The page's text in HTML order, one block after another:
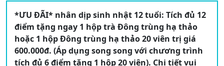
*ƯU ĐÃI* nhân dịp sinh nhật 12 tuổi: Tích đủ 12
điểm tặng ngay 1 hộp trà Đông trùng hạ thảo
hoặc 1 hộp Đông trùng hạ thảo 20 viên trị giá
600.000đ. (Áp dụng song song với chương trình
tích đủ 6 điểm tặng 1 hộp 20 viên). Chi tiết vui